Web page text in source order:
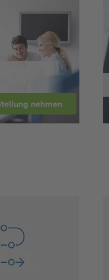
nehmen